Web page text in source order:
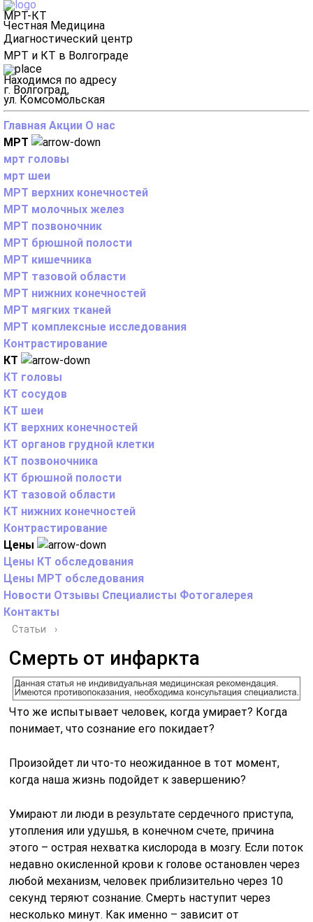
МРТ-КТ
Честная Медицина
Диагностический центр
МРТ и КТ в Волгограде
Находимся по адресу
г. Волгоград,
ул. Комсомольская
Главная Акции О нас
МРТ
мрт головы
мрт шеи
МРТ верхних конечностей
МРТ молочных желез
МРТ позвоночник
МРТ брюшной полости
МРТ кишечника
МРТ тазовой области
МРТ нижних конечностей
МРТ мягких тканей
МРТ комплексные исследования
Контрастирование
КТ
КТ головы
КТ сосудов
КТ шеи
КТ верхних конечностей
КТ органов грудной клетки
КТ позвоночника
КТ брюшной полости
КТ тазовой области
КТ нижних конечностей
Контрастирование
Цены
Цены КТ обследования
Цены МРТ обследования
Новости Отзывы Специалисты Фотогалерея
Контакты
Статьи ›
Смерть от инфаркта
Что же испытывает человек, когда умирает? Когда
понимает, что сознание его покидает?
Произойдет ли что-то неожиданное в тот момент,
когда наша жизнь подойдет к завершению?
Умирают ли люди в результате сердечного приступа,
утопления или удушья, в конечном счете, причина
этого – острая нехватка кислорода в мозгу. Если поток
недавно окисленной крови к голове остановлен через
любой механизм, человек приблизительно через 10
секунд теряют сознание. Смерть наступит через
несколько минут. Как именно – зависит от